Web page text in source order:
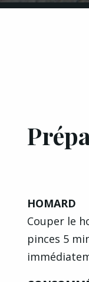
HOMARD
Couper le
pinces 5